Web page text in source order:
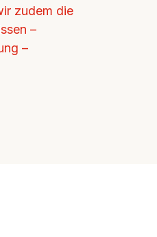
zudem die
–
–